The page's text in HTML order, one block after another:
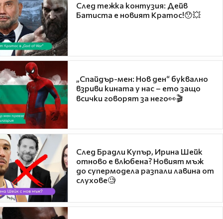
След тежка контузия: Дейв
Батиста е новият Кратос!😯💥
„Спайдър-мен: Нов ден“ буквално
взриви кината у нас – ето защо
всички говорят за него👀🎬
След Брадли Купър, Ирина Шейк
отново е влюбена? Новият мъж
до супермодела разпали лавина от
слухове🧐